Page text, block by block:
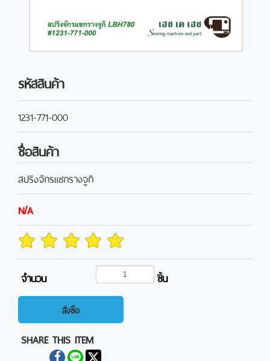
รหัสสินค้า
1231-771-000
ชื่อสินค้า
สปริงจักรแซกรางจูกิ
N/A
จำนวน ชิ้น
สั่งซื้อ
SHARE THIS ITEM